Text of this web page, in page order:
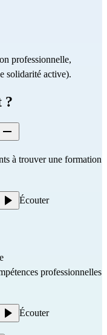
professionnelle,
solidarité active).
?
à trouver une formation
Écouter
professionnelles
Écouter